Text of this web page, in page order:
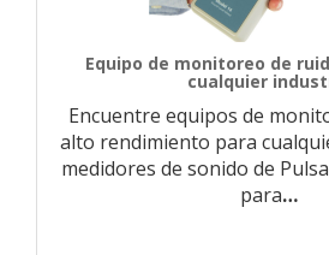
Equipo de monitoreo de
cualquier
Encuentre equipos de
alto rendimiento para
medidores de sonido de
para…